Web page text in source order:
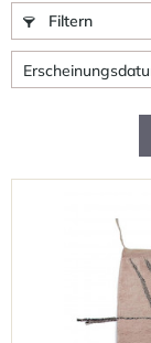
Filtern